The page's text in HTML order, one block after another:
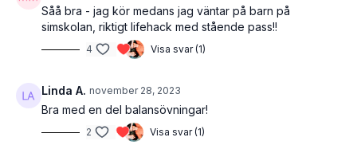
Såå bra - jag kör medans jag väntar på barn på
simskolan, riktigt lifehack med stående pass!!
4 Visa svar (1)
Linda A. november 28, 2023
Bra med en del balansövningar!
2 Visa svar (1)